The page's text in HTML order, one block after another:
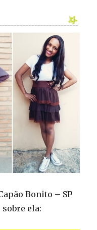
Bonito – SP
ela: